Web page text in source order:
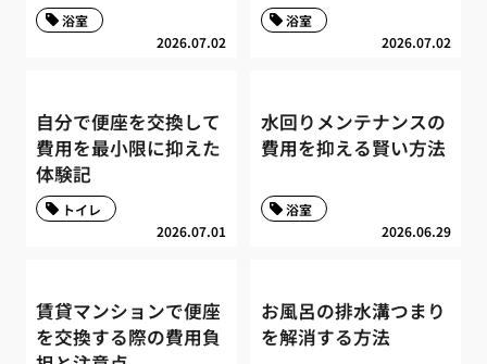
2026.07.02
浴室
2026.07.02
浴室
自分で便座を交換して
費用を最小限に抑えた
体験記
2026.07.01
トイレ
水回りメンテナンスの
費用を抑える賢い方法
2026.06.29
浴室
賃貸マンションで便座
を交換する際の費用負
お風呂の排水溝つまり
を解消する方法